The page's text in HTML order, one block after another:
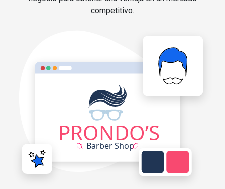
competitivo.